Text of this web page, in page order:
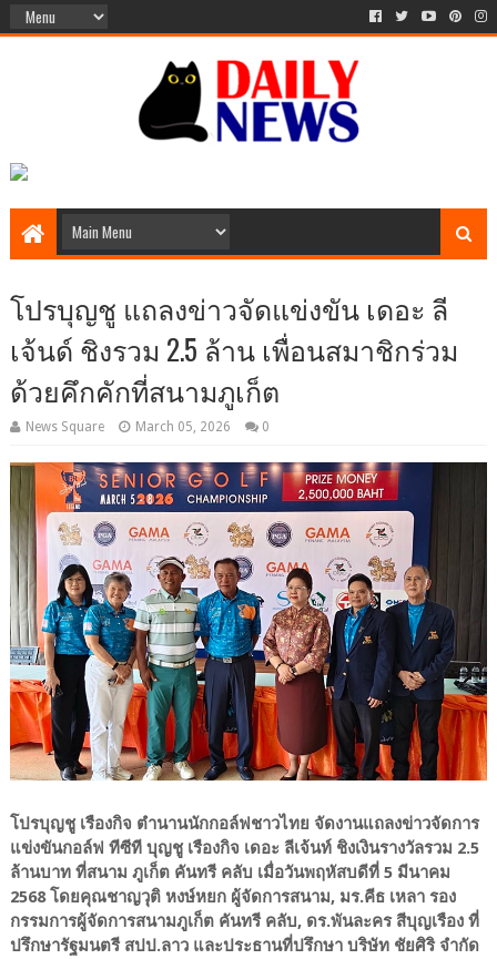
โปรบุญชู แถลงข่าวจัดแข่งขัน เดอะ ลี
เจ้นด์ ชิงรวม 2.5 ล้าน เพื่อนสมาชิกร่วม
ด้วยคึกคักที่สนามภูเก็ต
News Square March 05, 2026 0
โปรบุญชู เรืองกิจ ตำนานนักกอล์ฟชาวไทย จัดงานแถลงข่าวจัดการ
แข่งขันกอล์ฟ ทีซีที บุญชู เรืองกิจ เดอะ ลีเจ้นท์ ชิงเงินรางวัลรวม 2.5
ล้านบาท ที่สนาม ภูเก็ต คันทรี คลับ เมื่อวันพฤหัสบดีที่ 5 มีนาคม
2568 โดยคุณชาญวุติ หงษ์หยก ผู้จัดการสนาม, มร.คีธ เหลา รอง
กรรมการผู้จัดการสนามภูเก็ต คันทรี คลับ, ดร.พันละคร สีบุญเรือง ที่
ปรึกษารัฐมนตรี สปป.ลาว และประธานที่ปรึกษา บริษัท ชัยศิริ จำกัด